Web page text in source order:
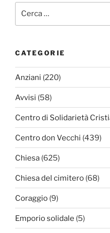
Cerca:
CATEGORIE
Anziani (220)
Avvisi (58)
Centro di Solidarietà
Centro don Vecchi (439)
Chiesa (625)
Chiesa del cimitero (68)
Coraggio (9)
Emporio solidale (5)